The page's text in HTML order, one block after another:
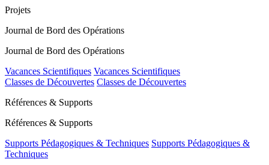
Projets
Journal de Bord des Opérations
Journal de Bord des Opérations
Vacances Scientifiques Vacances Scientifiques
Classes de Découvertes Classes de Découvertes
Références & Supports
Références & Supports
Supports Pédagogiques & Techniques Supports Pédagogiques &
Techniques